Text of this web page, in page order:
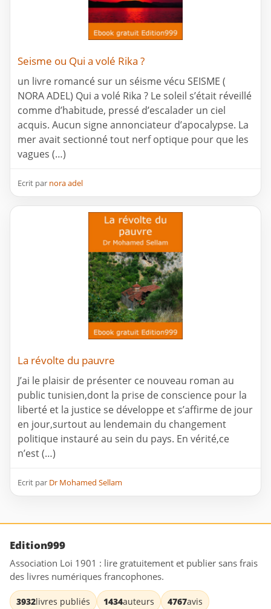
Seisme ou Qui a volé Rika ?
un livre romancé sur un séisme vécu SEISME (
NORA ADEL) Qui a volé Rika ? Le soleil s’était réveillé
comme d’habitude, pressé d’escalader un ciel
acquis. Aucun signe annonciateur d’apocalypse. La
mer avait sectionné tout nerf optique pour que les
vagues (…)
Ecrit par nora adel
La révolte du pauvre
J’ai le plaisir de présenter ce nouveau roman au
public tunisien,dont la prise de conscience pour la
liberté et la justice se développe et s’affirme de jour
en jour,surtout au lendemain du changement
politique instauré au sein du pays. En vérité,ce
n’est (…)
Ecrit par Dr Mohamed Sellam
Edition999
Association Loi 1901 : lire gratuitement et publier sans frais
des livres numériques francophones.
3932livres publiés 1434auteurs 4767avis